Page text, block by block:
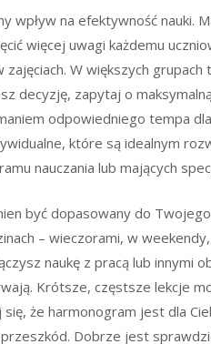
wpływ na efektywność nauki.
więcej uwagi każdemu
W większych
decyzję, zapytaj o
odpowiedniego tempa
które są idealnym
nauczania lub mających
być dopasowany do
– wieczorami, w
naukę z pracą lub innymi
Krótsze, częstsze lekcje
że harmonogram jest dla
Dobrze jest